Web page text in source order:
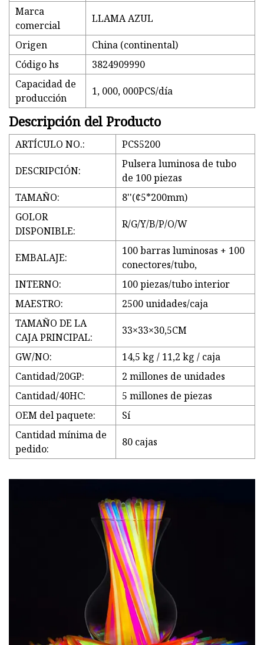
Marca
comercial
LLAMA AZUL
Origen
China (continental)
Código hs
3824909990
Capacidad de
producción
1, 000, 000PCS/día
Descripción del Producto
ARTÍCULO NO.: PCS5200
DESCRIPCIÓN:
Pulsera luminosa de tubo
de 100 piezas
TAMAÑO:
8''(¢5*200mm)
GOLOR
DISPONIBLE:
R/G/Y/B/P/O/W
EMBALAJE:
100 barras luminosas + 100
conectores/tubo,
INTERNO:
100 piezas/tubo interior
MAESTRO:
2500 unidades/caja
TAMAÑO DE LA
CAJA PRINCIPAL:
33×33×30,5CM
GW/NO:
14,5 kg / 11,2 kg / caja
Cantidad/20GP:
2 millones de unidades
Cantidad/40HC:
5 millones de piezas
OEM del paquete:
Sí
Cantidad mínima de
pedido:
80 cajas